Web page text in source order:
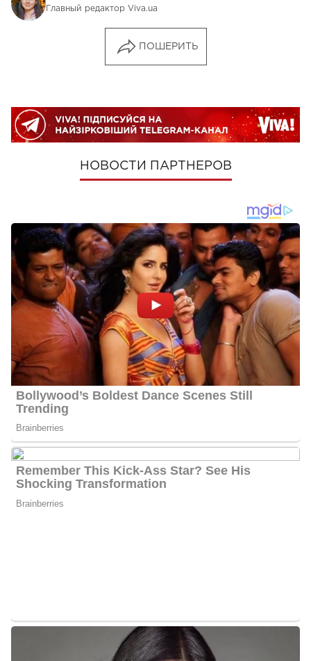
Главный редактор Viva.ua
ПОШЕРИТЬ
НОВОСТИ ПАРТНЕРОВ